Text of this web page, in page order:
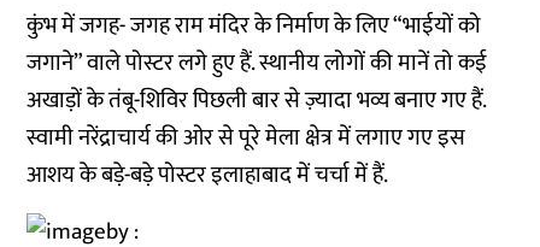
कुंभ में जगह- जगह राम मंदिर के निर्माण के लिए “भाईयों को
जगाने” वाले पोस्टर लगे हुए हैं. स्थानीय लोगों की मानें तो कई
अखाड़ों के तंबू-शिविर पिछली बार से ज़्यादा भव्य बनाए गए हैं.
स्वामी नरेंद्राचार्य की ओर से पूरे मेला क्षेत्र में लगाए गए इस
आशय के बड़े-बड़े पोस्टर इलाहाबाद में चर्चा में हैं.